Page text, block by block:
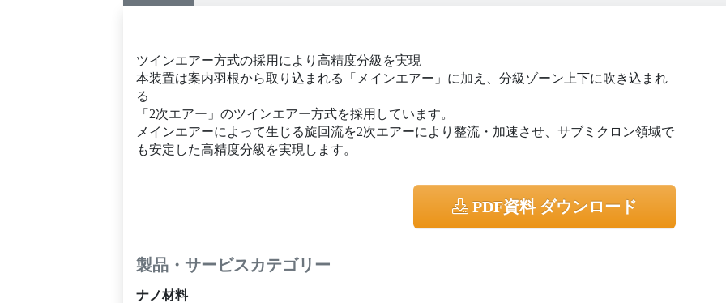
ツインエアー方式の採用により高精度分級を実現
本装置は案内羽根から取り込まれる「メインエアー」に加え、分級ゾーン上下に吹き込まれ
る
「2次エアー」のツインエアー方式を採用しています。
メインエアーによって生じる旋回流を2次エアーにより整流・加速させ、サブミクロン領域で
も安定した高精度分級を実現します。
PDF資料 ダウンロード
製品・サービスカテゴリー
ナノ材料